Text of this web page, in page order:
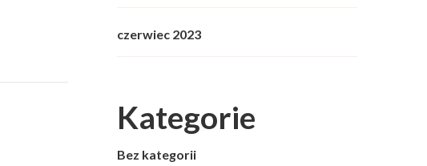
czerwiec 2023
Kategorie
Bez kategorii